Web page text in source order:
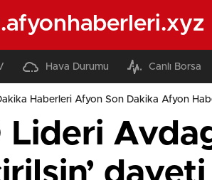
Hava Durumu Canlı Borsa
Haberleri Afyon Son Dakika Afyon
Lideri